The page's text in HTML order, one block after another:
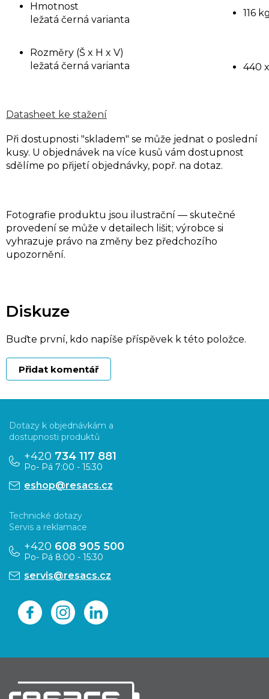
Hmotnost
ležatá černá varianta
116
Rozměry (Š x H x V)
ležatá černá varianta
440
Datasheet ke stažení
Při dostupnosti "skladem" se může jednat o poslední
kusy. U objednávek na více kusů vám dostupnost
sdělíme po přijetí objednávky, popř. na dotaz.
Fotografie produktu jsou ilustrační — skutečné
provedení se může v detailech lišit; výrobce si
vyhrazuje právo na změny bez předchozího
upozornění.
Diskuze
Buďte první, kdo napíše příspěvek k této položce.
Přidat komentář
p
Dotazy k objednávkám a
dostupnosti produktů
+420 734 117 881
Po- Pá 7:00 - 15:30
eshop@resacs.cz
Technické dotazy
Servis a reklamace
+420 608 905 500
Po- Pá 8:00 - 15:30
servis@resacs.cz